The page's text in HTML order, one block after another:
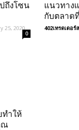
ถึงโซน
25, 2020
0
แนวทาง
กับตลาด
402เทรดเดอร์
ทำให้
ณ